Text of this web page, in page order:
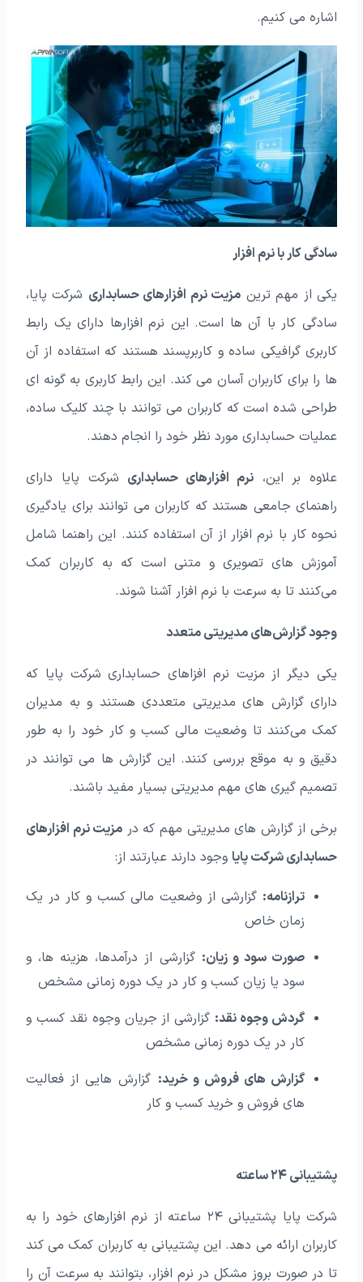
اشاره می‌ کنیم.
سادگی کار با نرم افزار
یکی از مهم‌ ترین مزیت نرم افزارهای حسابداری شرکت پایا،
سادگی کار با آن‌ ها است. این نرم افزارها دارای یک رابط
کاربری گرافیکی ساده و کاربرپسند هستند که استفاده از آن‌
ها را برای کاربران آسان می‌ کند. این رابط کاربری به گونه‌ ای
طراحی شده است که کاربران می‌ توانند با چند کلیک ساده،
عملیات حسابداری مورد نظر خود را انجام دهند.
علاوه بر این،نرم افزارهای حسابداری شرکت پایا دارای
راهنمای جامعی هستند که کاربران می‌ توانند برای یادگیری
نحوه کار با نرم افزار از آن استفاده کنند. این راهنما شامل
آموزش‌ های تصویری و متنی است که به کاربران کمک
می‌کنند تا به سرعت با نرم افزار آشنا شوند.
وجود گزارش‌های مدیریتی متعدد
یکی دیگر از مزیت نرم افزاهای حسابداری شرکت پایا که
دارای گزارش‌ های مدیریتی متعددی هستند و به مدیران
کمک می‌کنند تا وضعیت مالی کسب و کار خود را به طور
دقیق و به موقع بررسی کنند. این گزارش‌ ها می‌ توانند در
تصمیم‌ گیری‌ های مهم مدیریتی بسیار مفید باشند.
برخی از گزارش‌ های مدیریتی مهم که در مزیت نرم افزارهای
حسابداری شرکت پایا وجود دارند عبارتند از:
ترازنامه: گزارشی از وضعیت مالی کسب و کار در یک
زمان خاص
صورت سود و زیان: گزارشی از درآمدها، هزینه‌ ها، و
سود یا زیان کسب و کار در یک دوره زمانی مشخص
گردش وجوه نقد: گزارشی از جریان وجوه نقد کسب و
کار در یک دوره زمانی مشخص
گزارش‌ های فروش و خرید: گزارش‌ هایی از فعالیت‌
های فروش و خرید کسب و کار
پشتیبانی ۲۴ ساعته
شرکت پایا پشتیبانی ۲۴ ساعته از نرم افزارهای خود را به
کاربران ارائه می‌ دهد. این پشتیبانی به کاربران کمک می‌ کند
تا در صورت بروز مشکل در نرم افزار، بتوانند به سرعت آن را